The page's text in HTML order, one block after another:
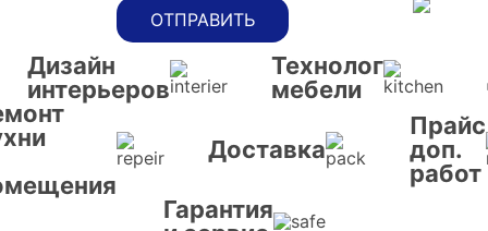
ОТПРАВИТЬ
Дизайн
интерьеров
Технолог
мебели
Доставка
Прайс
доп.
работ
Гарантия